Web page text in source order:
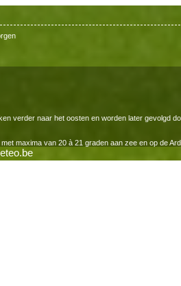
verder naar het oosten en worden later gevolgd
maxima van 20 à 21 graden aan zee en op de